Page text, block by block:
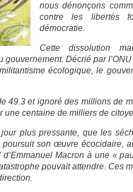
nous dénonçons
contre les libertés
démocratie.
Cette dissolution
Décrié par
écologique, le
49.3 et ignoré des millions de
centaine de milliers de
plus pressante, que les
poursuit son œuvre écocidaire,
Macron à une «
pouvait attendre. Ces